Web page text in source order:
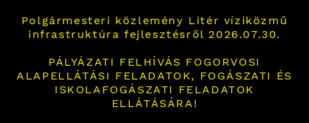
Polgármesteri közlemény Litér víziközmű
infrastruktúra fejlesztésről 2026.07.30.
PÁLYÁZATI FELHÍVÁS FOGORVOSI
ALAPELLÁTÁSI FELADATOK, FOGÁSZATI ÉS
ISKOLAFOGÁSZATI FELADATOK
ELLÁTÁSÁRA!